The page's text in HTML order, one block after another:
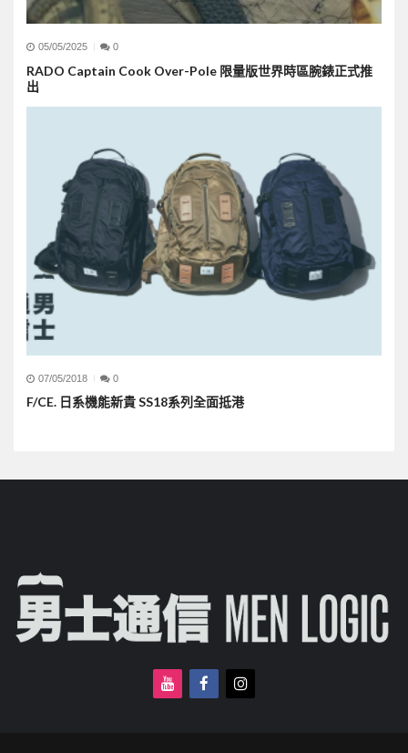
05/05/2025 0
RADO Captain Cook Over-Pole 限量版世界時區腕錶正式推
出
07/05/2018 0
F/CE. 日系機能新貴 SS18系列全面抵港